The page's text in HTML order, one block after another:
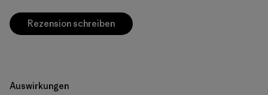
Rezension schreiben
Auswirkungen